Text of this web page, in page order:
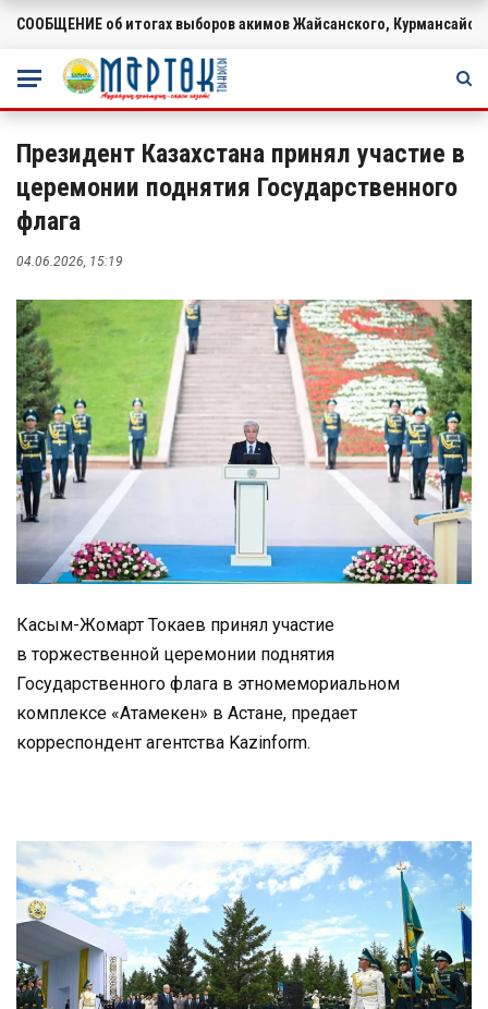
ВАЖНОЕ
СООБЩЕНИЕ об итогах выборов акимов Жайсанского,
Президент Казахстана принял участие в
церемонии поднятия Государственного
флага
04.06.2026, 15:19
Касым-Жомарт Токаев принял участие
в торжественной церемонии поднятия
Государственного флага в этномемориальном
комплексе «Атамекен» в Астане, предает
корреспондент агентства Kazinform.